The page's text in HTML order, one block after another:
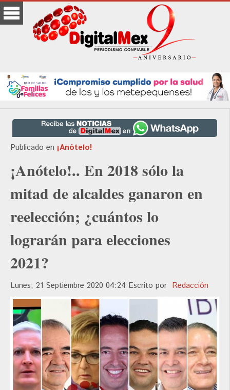
Publicado en ¡Anótelo!
¡Anótelo!.. En 2018 sólo la
mitad de alcaldes ganaron en
reelección; ¿cuántos lo
lograrán para elecciones
2021?
Lunes, 21 Septiembre 2020 04:24 Escrito por Redacción